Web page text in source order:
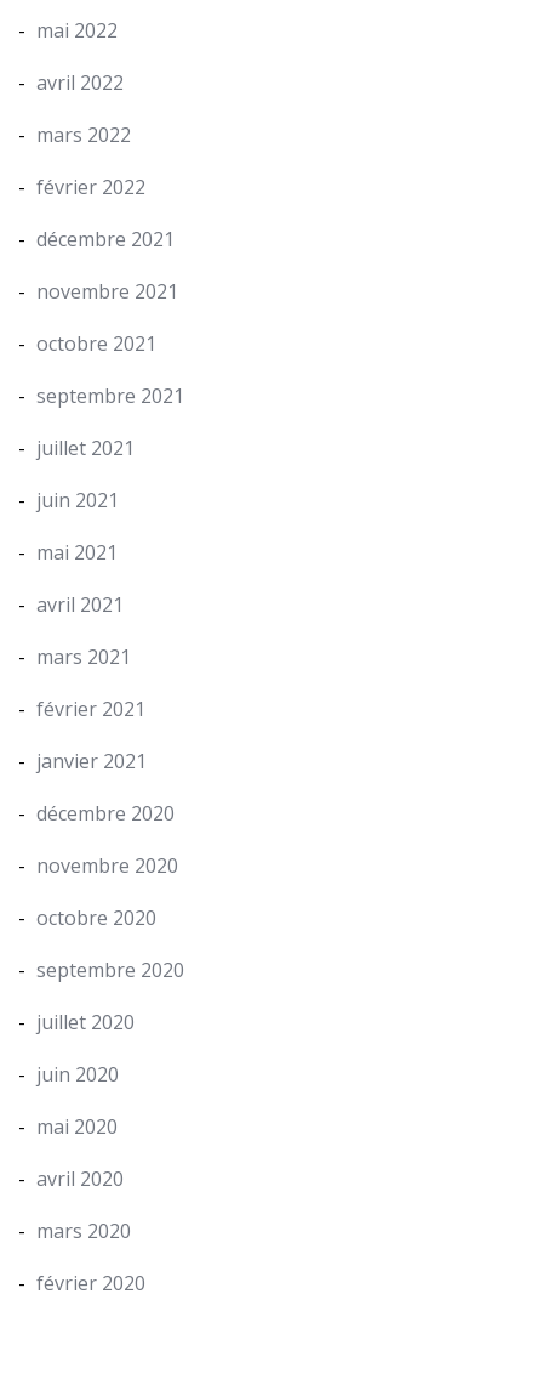
mai 2022
avril 2022
mars 2022
février 2022
décembre 2021
novembre 2021
octobre 2021
septembre 2021
juillet 2021
juin 2021
mai 2021
avril 2021
mars 2021
février 2021
janvier 2021
décembre 2020
novembre 2020
octobre 2020
septembre 2020
juillet 2020
juin 2020
mai 2020
avril 2020
mars 2020
février 2020